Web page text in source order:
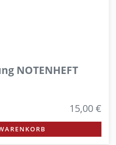
NOTENHEFT
15,00 €